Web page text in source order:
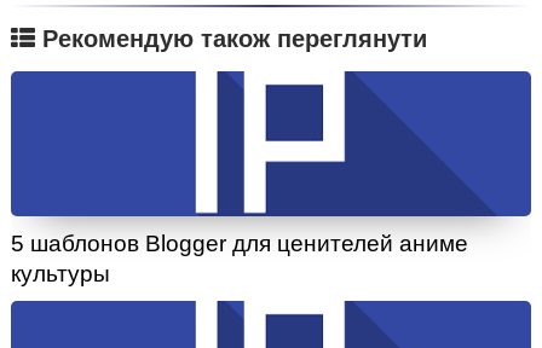
Рекомендую також переглянути
5 шаблонов Blogger для ценителей аниме
культуры